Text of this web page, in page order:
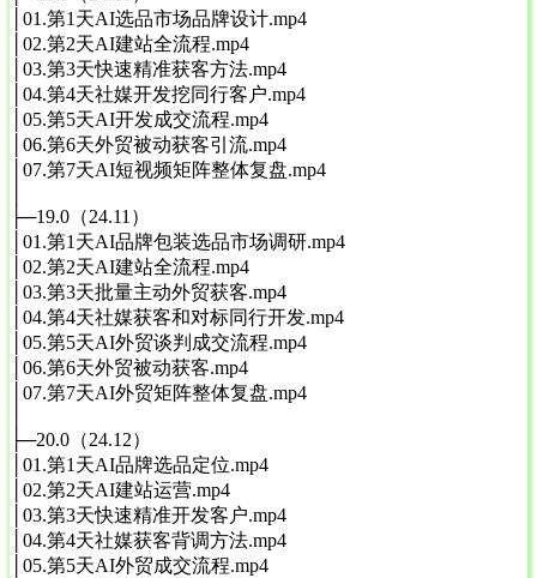
│01.第1天AI选品市场品牌设计.mp4
│02.第2天AI建站全流程.mp4
│03.第3天快速精准获客方法.mp4
│04.第4天社媒开发挖同行客户.mp4
│05.第5天AI开发成交流程.mp4
│06.第6天外贸被动获客引流.mp4
│07.第7天AI短视频矩阵整体复盘.mp4
├─19.0（24.11）
│01.第1天AI品牌包装选品市场调研.mp4
│02.第2天AI建站全流程.mp4
│03.第3天批量主动外贸获客.mp4
│04.第4天社媒获客和对标同行开发.mp4
│05.第5天AI外贸谈判成交流程.mp4
│06.第6天外贸被动获客.mp4
│07.第7天AI外贸矩阵整体复盘.mp4
├─20.0（24.12）
│01.第1天AI品牌选品定位.mp4
│02.第2天AI建站运营.mp4
│03.第3天快速精准开发客户.mp4
│04.第4天社媒获客背调方法.mp4
│05.第5天AI外贸成交流程.mp4